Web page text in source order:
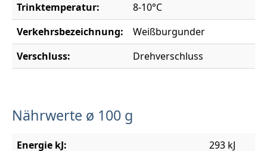
Trinktemperatur:
8-10°C
Verkehrsbezeichnung:
Weißburgunder
Verschluss:
Drehverschluss
Nährwerte ø 100 g
Energie kJ:
293 kJ